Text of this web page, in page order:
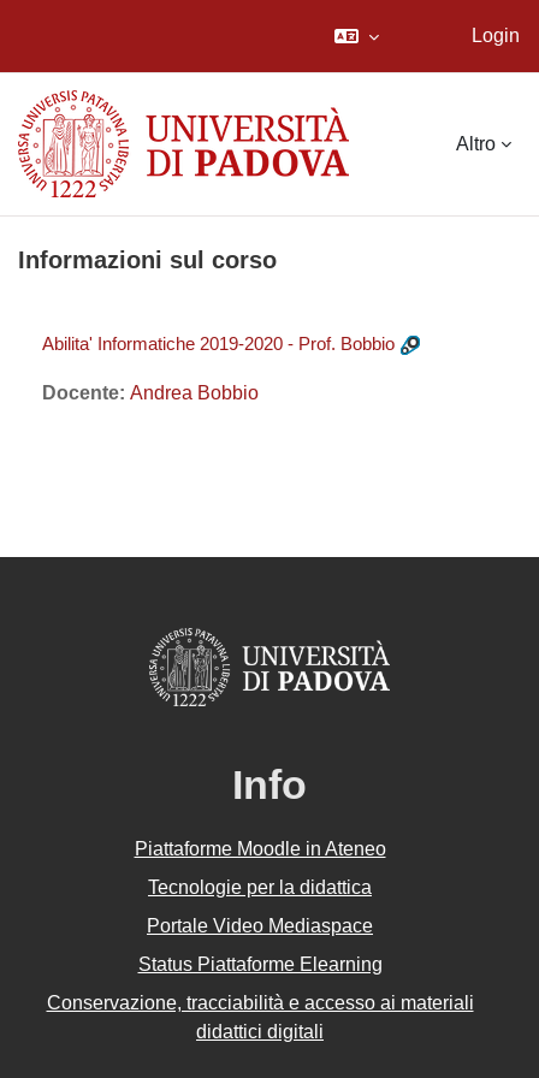
Login
Altro
Informazioni sul corso
Abilita' Informatiche 2019-2020 - Prof. Bobbio
Docente: Andrea Bobbio
Info
Piattaforme Moodle in Ateneo
Tecnologie per la didattica
Portale Video Mediaspace
Status Piattaforme Elearning
Conservazione, tracciabilità e accesso ai materiali
didattici digitali